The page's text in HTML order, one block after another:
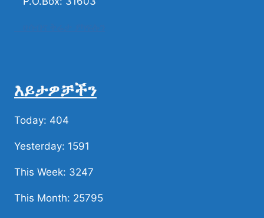
እይታዎቻችን
Today: 404
Yesterday: 1591
This Week: 3247
This Month: 25795